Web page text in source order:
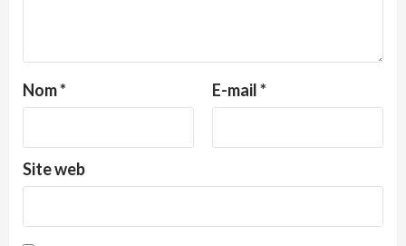
Nom* E-mail*
Site web